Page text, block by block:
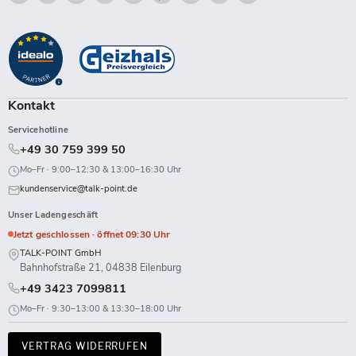
Talk-
Sie
auf
Facebook
Sie
auf
Instagram
Sie
auf
LinkedIn
Sie
auf
TikTok
Sie
Twitch
Sie
Sie
Kontakt
Servicehotline
+49 30 759 399 50
Mo–Fr · 9:00–12:30 & 13:00–16:30 Uhr
kundenservice@talk-point.de
Unser Ladengeschäft
Jetzt geschlossen · öffnet 09:30 Uhr
TALK-POINT GmbH
Bahnhofstraße 21, 04838 Eilenburg
+49 3423 7099811
Mo–Fr · 9:30–13:00 & 13:30–18:00 Uhr
VERTRAG WIDERRUFEN